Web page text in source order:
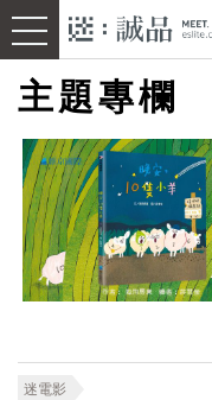
主題專欄
迷電影